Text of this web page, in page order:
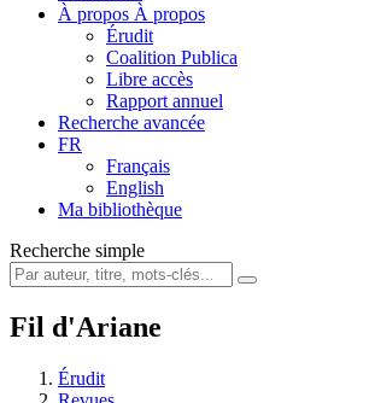
À propos À propos
Érudit
Coalition Publica
Libre accès
Rapport annuel
Recherche avancée
FR
Français
English
Ma bibliothèque
Recherche simple
Fil d'Ariane
Érudit